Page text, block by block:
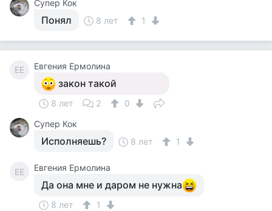
Супер Кок
Понял 8 лет 1
ЕЕ Евгения Ермолина
закон такой
8 лет 2
0
Супер Кок
Исполняешь? 8 лет 1
ЕЕ Евгения Ермолина
Да она мне и даром не нужна
8 лет 1